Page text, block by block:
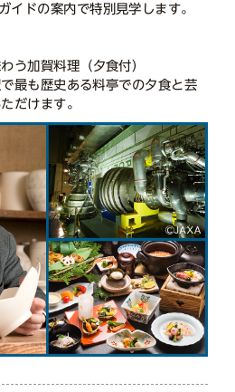
イドの案内で特別見学します。
う加賀料理（夕食付）
最も歴史ある料亭での夕食と芸
だけます。